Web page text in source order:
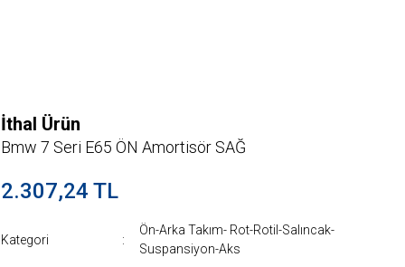
İthal Ürün
Bmw 7 Seri E65 ÖN Amortisör SAĞ
2.307,24 TL
Kategori
Ön-Arka Takım- Rot-Rotil-Salıncak-
Suspansiyon-Aks